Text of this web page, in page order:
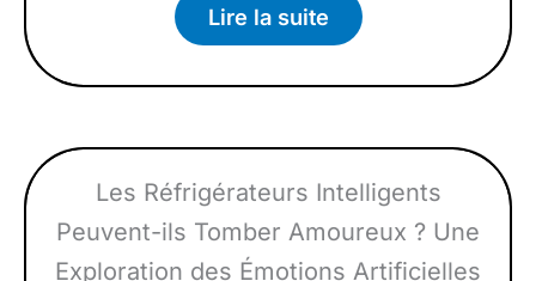
Lire la suite
Les Réfrigérateurs Intelligents
Peuvent-ils Tomber Amoureux ? Une
Exploration des Émotions Artificielles